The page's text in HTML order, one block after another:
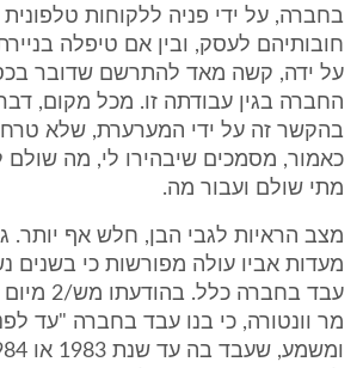
בחברה, על ידי פניה ללקוחות
חובותיהם לעסק, ובין אם טיפלה
על ידה, קשה מאד להתרשם שדובר
החברה בגין עבודתה זו. מכל מקום,
בהקשר זה על ידי המערערת, שלא
כאמור, מסמכים שיבהירו לי, מה שולם
מתי שולם ועבור מה.
מצב הראיות לגבי הבן, חלש אף יותר.
מעדות אביו עולה מפורשות כי בשנים